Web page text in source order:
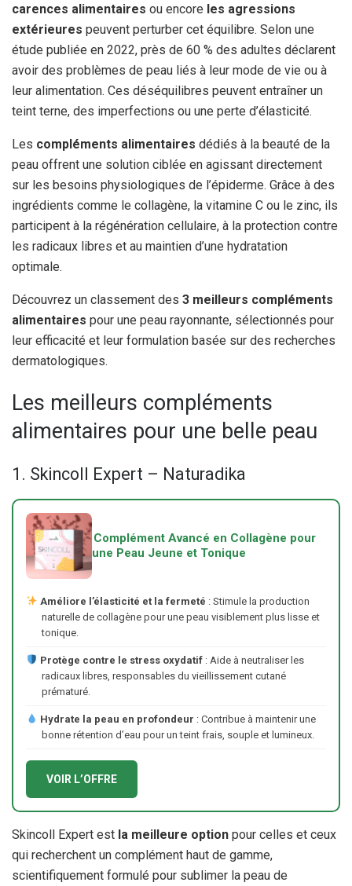
carences alimentaires ou encore les agressions
extérieures peuvent perturber cet équilibre. Selon une
étude publiée en 2022, près de 60 % des adultes déclarent
avoir des problèmes de peau liés à leur mode de vie ou à
leur alimentation. Ces déséquilibres peuvent entraîner un
teint terne, des imperfections ou une perte d’élasticité.
Les compléments alimentaires dédiés à la beauté de la
peau offrent une solution ciblée en agissant directement
sur les besoins physiologiques de l’épiderme. Grâce à des
ingrédients comme le collagène, la vitamine C ou le zinc, ils
participent à la régénération cellulaire, à la protection contre
les radicaux libres et au maintien d’une hydratation
optimale.
Découvrez un classement des 3 meilleurs compléments
alimentaires pour une peau rayonnante, sélectionnés pour
leur efficacité et leur formulation basée sur des recherches
dermatologiques.
Les meilleurs compléments
alimentaires pour une belle peau
1. Skincoll Expert – Naturadika
Complément Avancé en Collagène pour
une Peau Jeune et Tonique
Améliore l’élasticité et la fermeté : Stimule la production
naturelle de collagène pour une peau visiblement plus lisse et
tonique.
Protège contre le stress oxydatif: Aide à neutraliser les
radicaux libres, responsables du vieillissement cutané
prématuré.
Hydrate la peau en profondeur : Contribue à maintenir une
bonne rétention d’eau pour un teint frais, souple et lumineux.
VOIR L’OFFRE
Skincoll Expert est la meilleure option pour celles et ceux
qui recherchent un complément haut de gamme,
scientifiquement formulé pour sublimer la peau de